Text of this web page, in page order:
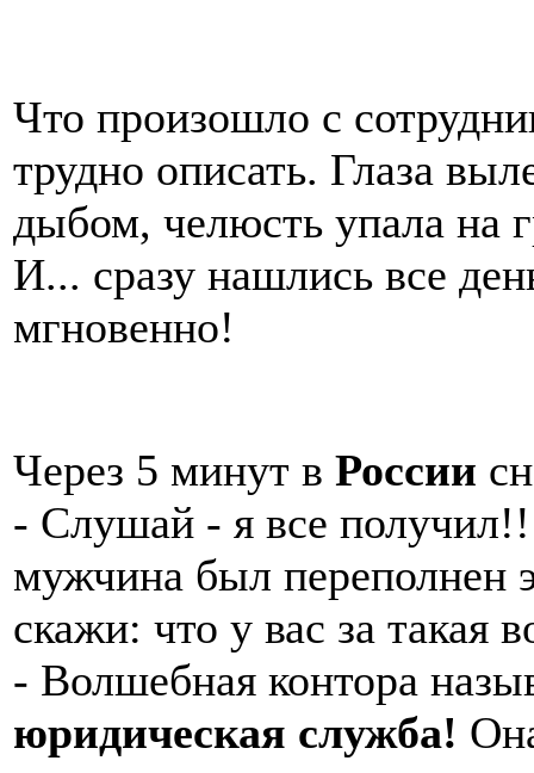
Что произошло с
трудно описать. Глаза
дыбом, челюсть упала на
И... сразу нашлись все
мгновенно!
Через 5 минут в России
- Слушай - я все
мужчина был переполнен
скажи: что у вас за такая
- Волшебная контора
юридическая служба!